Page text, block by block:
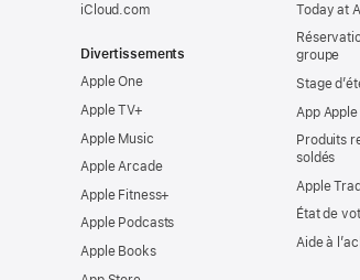
iCloud.com
Divertissements
Apple One
Apple TV+
Apple Music
Apple Arcade
Apple Fitness+
Apple Podcasts
Apple Books
Today at
groupe
Stage
App
Produits
soldés
Apple
État de
Aide à